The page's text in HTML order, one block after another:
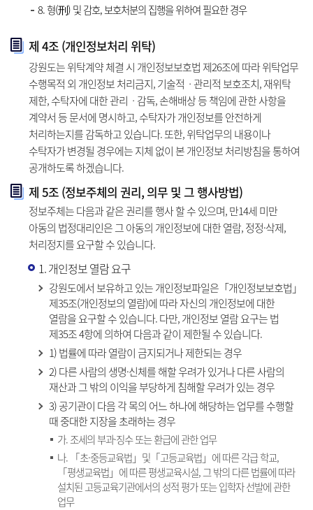
8. 형(刑) 및 감호, 보호처분의 집행을 위하여 필요한 경우
제 4조 (개인정보처리 위탁)
강원도는 위탁계약 체결 시 개인정보보호법 제26조에 따라 위탁업무
수행목적 외 개인정보 처리금지, 기술적ㆍ관리적 보호조치, 재위탁
제한, 수탁자에 대한 관리ㆍ감독, 손해배상 등 책임에 관한 사항을
계약서 등 문서에 명시하고, 수탁자가 개인정보를 안전하게
처리하는지를 감독하고 있습니다. 또한, 위탁업무의 내용이나
수탁자가 변경될 경우에는 지체 없이 본 개인정보 처리방침을 통하여
공개하도록 하겠습니다.
제 5조 (정보주체의 권리, 의무 및 그 행사방법)
정보주체는 다음과 같은 권리를 행사 할 수 있으며, 만14세 미만
아동의 법정대리인은 그 아동의 개인정보에 대한 열람, 정정·삭제,
처리정지를 요구할 수 있습니다.
1. 개인정보 열람 요구
강원도에서 보유하고 있는 개인정보파일은「개인정보보호법」
제35조(개인정보의 열람)에 따라 자신의 개인정보에 대한
열람을 요구할 수 있습니다. 다만, 개인정보 열람 요구는 법
제35조 4항에 의하여 다음과 같이 제한될 수 있습니다.
1) 법률에 따라 열람이 금지되거나 제한되는 경우
2) 다른 사람의 생명·신체를 해할 우려가 있거나 다른 사람의
재산과 그 밖의 이익을 부당하게 침해할 우려가 있는 경우
3) 공기관이 다음 각 목의 어느 하나에 해당하는 업무를 수행할
때 중대한 지장을 초래하는 경우
가. 조세의 부과·징수 또는 환급에 관한 업무
나. 「초·중등교육법」및「고등교육법」에 따른 각급 학교,
「평생교육법」에 따른 평생교육시설, 그 밖의 다른 법률에 따라
설치된 고등교육기관에서의 성적 평가 또는 입학자 선발에 관한
업무